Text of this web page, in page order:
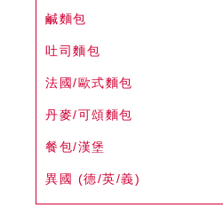
鹹麵包
吐司麵包
法國/歐式麵包
丹麥/可頌麵包
餐包/漢堡
異國 (德/英/義)